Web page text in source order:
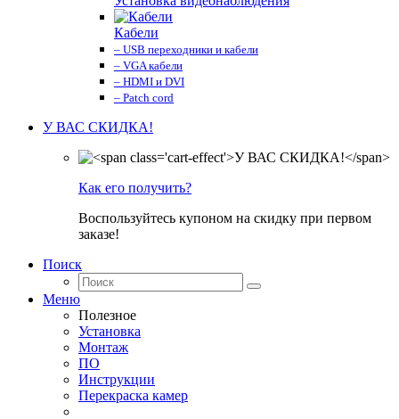
Кабели
– USB переходники и кабели
– VGA кабели
– HDMI и DVI
– Patch cord
У ВАС СКИДКА!
Как его получить?
Воспользуйтесь купоном на скидку при первом
заказе!
Поиск
Меню
Полезное
Установка
Монтаж
ПО
Инструкции
Перекраска камер